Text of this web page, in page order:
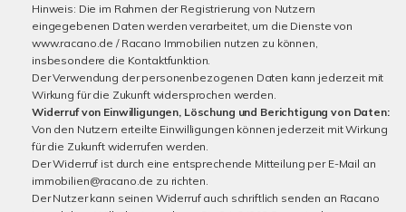
Hinweis: Die im Rahmen der Registrierung von Nutzern
eingegebenen Daten werden verarbeitet, um die Dienste von
www.racano.de / Racano Immobilien nutzen zu können,
insbesondere die Kontaktfunktion.
Der Verwendung der personenbezogenen Daten kann jederzeit mit
Wirkung für die Zukunft widersprochen werden.
Widerruf von Einwilligungen, Löschung und Berichtigung von Daten:
Von den Nutzern erteilte Einwilligungen können jederzeit mit Wirkung
für die Zukunft widerrufen werden.
Der Widerruf ist durch eine entsprechende Mitteilung per E-Mail an
immobilien@racano.de zu richten.
Der Nutzer kann seinen Widerruf auch schriftlich senden an Racano